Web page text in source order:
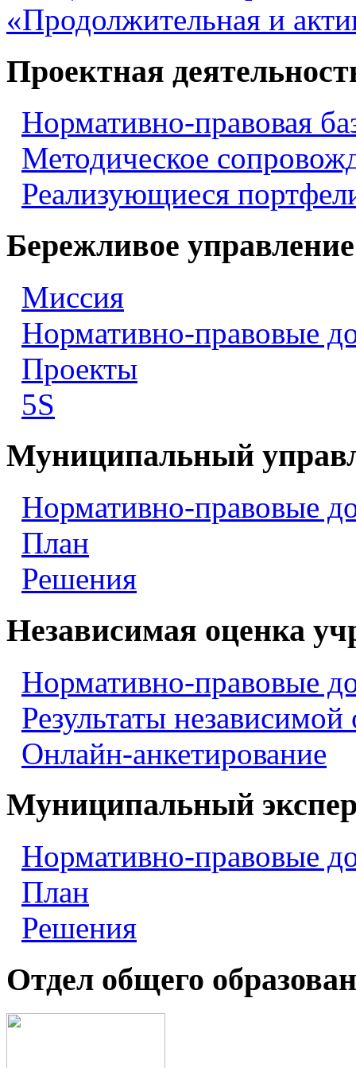
«Продолжительная и
Проектная
Нормативно-правовая
Методическое
Реализующиеся
Бережливое управление
Миссия
Нормативно-правовые
Проекты
5S
Муниципальный
Нормативно-правовые
План
Решения
Независимая оценка
Нормативно-правовые
Результаты независимой
Онлайн-анкетирование
Муниципальный
Нормативно-правовые
План
Решения
Отдел общего